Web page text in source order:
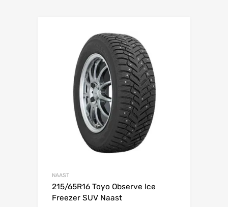
NAAST
215/65R16 Toyo Observe Ice
Freezer SUV Naast